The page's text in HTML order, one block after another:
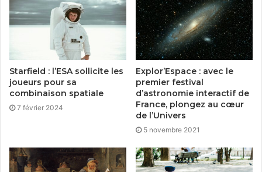
Starfield : l’ESA sollicite les
joueurs pour sa
combinaison spatiale
7 février 2024
Explor’Espace : avec le
premier festival
d’astronomie interactif de
France, plongez au cœur
de l’Univers
5 novembre 2021